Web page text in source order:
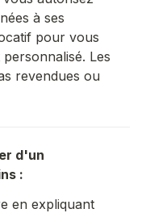
à ses
pour vous
Les
revendues ou
d'un
:
en expliquant